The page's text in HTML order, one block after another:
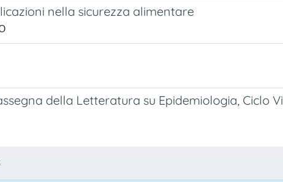
nella sicurezza alimentare
della Letteratura su Epidemiologia, Ciclo